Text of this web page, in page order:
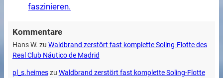
faszinieren.
Kommentare
Hans W. zu Waldbrand zerstört fast komplette Soling-Flotte des
Real Club Náutico de Madrid
pl_s.heimeszu Waldbrand zerstört fast komplette Soling-Flotte